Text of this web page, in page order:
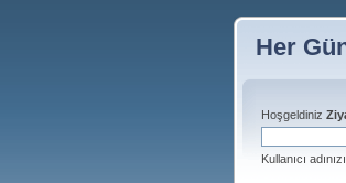
Her
Hoşgeldiniz
Kullanıcı